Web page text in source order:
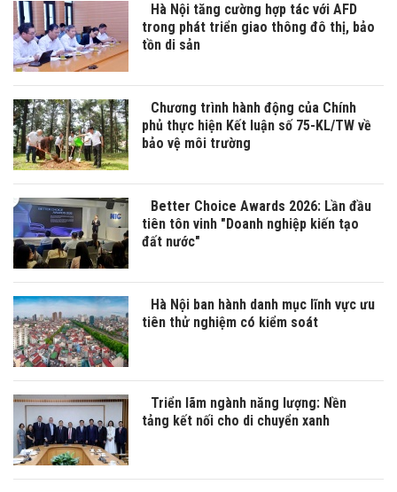
Hà Nội tăng cường hợp tác với AFD
trong phát triển giao thông đô thị, bảo
tồn di sản
Chương trình hành động của Chính
phủ thực hiện Kết luận số 75-KL/TW về
bảo vệ môi trường
Better Choice Awards 2026: Lần đầu
tiên tôn vinh "Doanh nghiệp kiến tạo
đất nước"
Hà Nội ban hành danh mục lĩnh vực ưu
tiên thử nghiệm có kiểm soát
Triển lãm ngành năng lượng: Nền
tảng kết nối cho di chuyển xanh